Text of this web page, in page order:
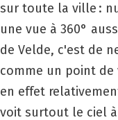
sur toute la ville :
une vue à 360°
de Velde, c'est de
comme un point de
en effet
voit surtout le ciel